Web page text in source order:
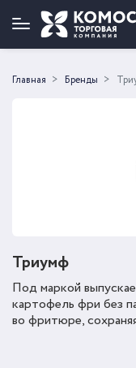
Главная Бренды
Триумф
Под маркой
картофель фри без
во фритюре,